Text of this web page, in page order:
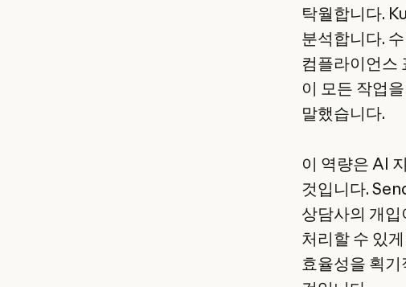
탁월합니다.
분석합니다.
컴플라이언스
이 모든 작업
말했습니다.
이 역량은 AI
것입니다.
상담사의 개
처리할 수 있
효율성을 획